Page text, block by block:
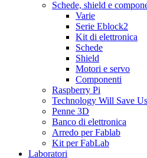
Schede, shield e
Varie
Serie Eblock2
Kit di elettronica
Schede
Shield
Motori e servo
Componenti
Raspberry Pi
Technology Will Save Us
Penne 3D
Banco di elettronica
Arredo per Fablab
Kit per FabLab
Laboratori